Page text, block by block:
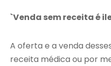
`Venda sem receita é
A oferta e a venda
receita médica ou por